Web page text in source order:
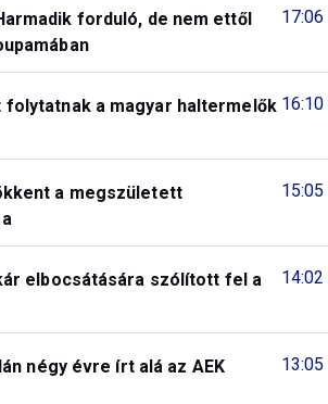
17:06
forduló, de nem ettől
16:10
folytatnak a magyar haltermelők
15:05
a megszületett
14:02
elbocsátására szólított fel a
13:05
négy évre írt alá az AEK